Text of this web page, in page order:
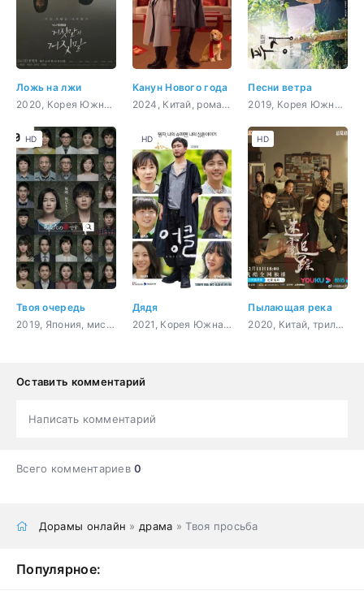
Ложь на лжи
2020, Корея Южная, триллер, романтика, мелодрама
Канун Нового года
2024, Китай, романтика, повседневность, драма, семейный
Песни ветра
2019, Корея Южная, романтика, драма, семейный
Твоя очередь
2019, Япония, мистика, романтика
HD
Дядя
2021, Корея Южная, музыка, комедия, драма
HD
Пылающая река
2020, Китай, триллер, мистика, драма
HD
Оставить комментарий
Написать комментарий
Всего комментариев0
Дорамы онлайн » драма » Твоя просьба
Популярное: